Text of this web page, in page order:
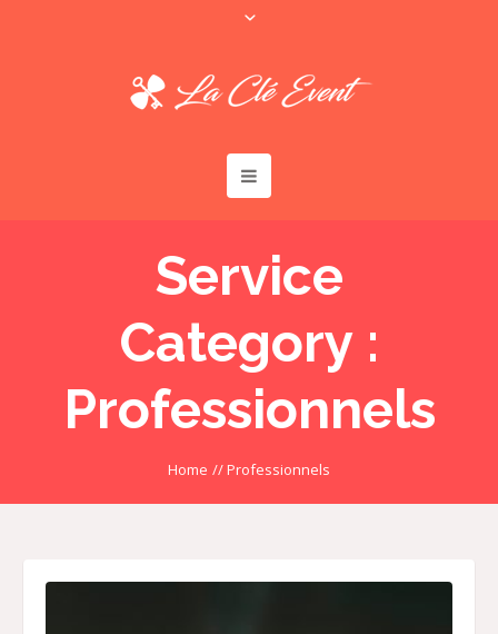
Service
Category :
Professionnels
Home //Professionnels